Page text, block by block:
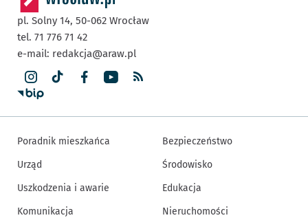
pl. Solny 14, 50-062 Wrocław
tel. 71 776 71 42
e-mail: redakcja@araw.pl
Poradnik mieszkańca
Urząd
Uszkodzenia i awarie
Komunikacja
Bezpieczeństwo
Środowisko
Edukacja
Nieruchomości